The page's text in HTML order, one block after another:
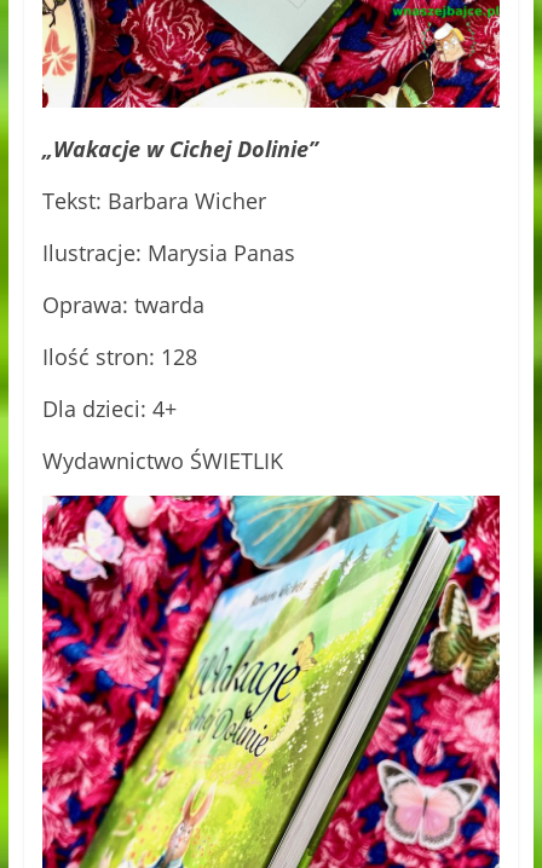
„Wakacje w Cichej Dolinie”
Tekst: Barbara Wicher
Ilustracje: Marysia Panas
Oprawa: twarda
Ilość stron: 128
Dla dzieci: 4+
Wydawnictwo ŚWIETLIK